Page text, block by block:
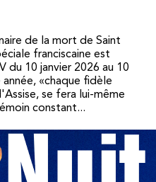
de la mort de Saint
franciscaine est
du 10 janvier 2026 au 10
«chaque fidèle
se fera lui-même
constant...